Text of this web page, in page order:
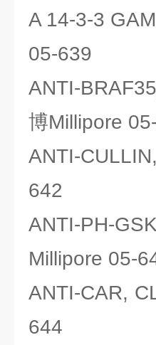
A 14-3-3
05-639
ANTI-
博Millipore
ANTI-
642
ANTI-PH-
Millipore 05-
ANTI-CAR,
644